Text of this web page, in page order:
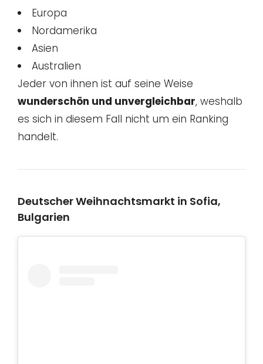
Europa
Nordamerika
Asien
Australien
Jeder von ihnen ist auf seine Weise
wunderschön und unvergleichbar, weshalb
es sich in diesem Fall nicht um ein Ranking
handelt.
Deutscher Weihnachtsmarkt in Sofia,
Bulgarien